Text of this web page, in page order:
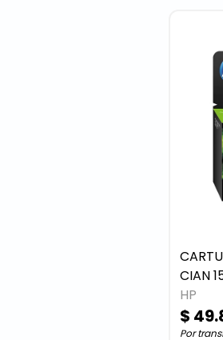
CIAN
HP
$
Por